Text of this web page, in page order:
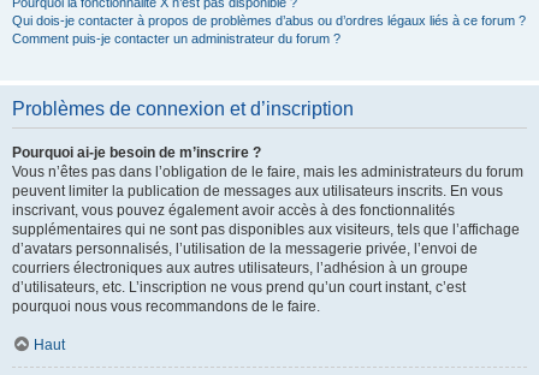
Qui dois-je contacter à propos de problèmes d’abus ou d’ordres légaux liés à ce forum ?
Comment puis-je contacter un administrateur du forum ?
Problèmes de connexion et d’inscription
Pourquoi ai-je besoin de m’inscrire ?
Vous n’êtes pas dans l’obligation de le faire, mais les administrateurs du forum
peuvent limiter la publication de messages aux utilisateurs inscrits. En vous
inscrivant, vous pouvez également avoir accès à des fonctionnalités
supplémentaires qui ne sont pas disponibles aux visiteurs, tels que l’affichage
d’avatars personnalisés, l’utilisation de la messagerie privée, l’envoi de
courriers électroniques aux autres utilisateurs, l’adhésion à un groupe
d’utilisateurs, etc. L’inscription ne vous prend qu’un court instant, c’est
pourquoi nous vous recommandons de le faire.
Haut